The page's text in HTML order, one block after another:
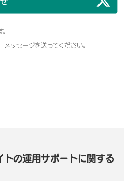
ッセージを送ってください。
の運用サポートに関する